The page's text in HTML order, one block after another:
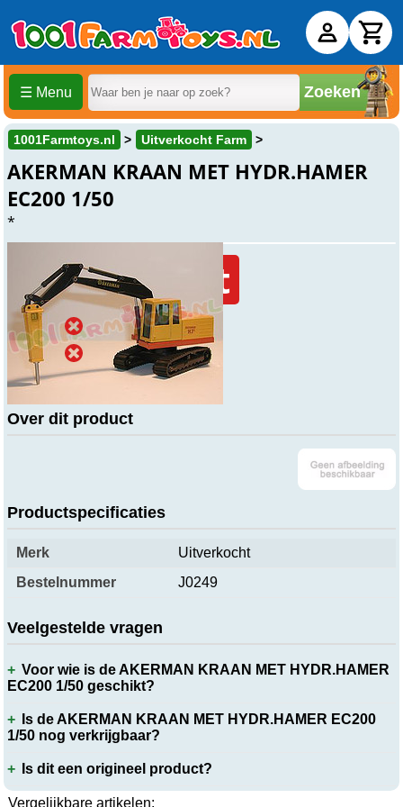
☰ Menu Zoeken
1001Farmtoys.nl Uitverkocht Farm
AKERMAN KRAAN MET HYDR.HAMER
EC200 1/50
*
Uitverkocht
Online
Uitverkocht
Winkel
Beesd
Uitverkocht
Over dit product
Productspecificaties
Merk
Uitverkocht
Bestelnummer
J0249
Veelgestelde vragen
Voor wie is de AKERMAN KRAAN MET HYDR.HAMER
EC200 1/50 geschikt?
Is de AKERMAN KRAAN MET HYDR.HAMER EC200
1/50 nog verkrijgbaar?
Is dit een origineel product?
Vergelijkbare artikelen: